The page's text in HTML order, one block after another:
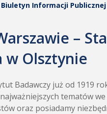
Biuletyn Informacji Publicznej
–
Olsztynie
Badawczy już od 1919
tematów we
oraz posiadamy